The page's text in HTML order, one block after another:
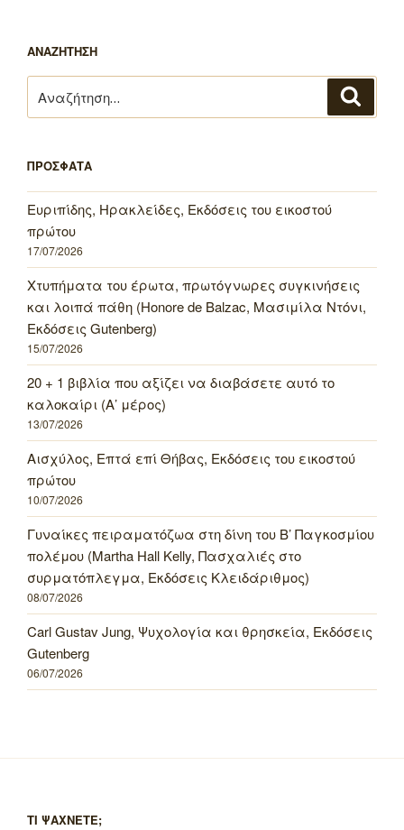
ΑΝΑΖΗΤΗΣΗ
για:
ΠΡΟΣΦΑΤΑ
Ευριπίδης, Ηρακλείδες, Εκδόσεις του εικοστού
πρώτου
17/07/2026
Χτυπήματα του έρωτα, πρωτόγνωρες συγκινήσεις
και λοιπά πάθη (Honore de Balzac, Μασιμίλα Ντόνι,
Εκδόσεις Gutenberg)
15/07/2026
20 + 1 βιβλία που αξίζει να διαβάσετε αυτό το
καλοκαίρι (Α’ μέρος)
13/07/2026
Αισχύλος, Επτά επί Θήβας, Εκδόσεις του εικοστού
πρώτου
10/07/2026
Γυναίκες πειραματόζωα στη δίνη του Β’ Παγκοσμίου
πολέμου (Martha Hall Kelly, Πασχαλιές στο
συρματόπλεγμα, Εκδόσεις Κλειδάριθμος)
08/07/2026
Carl Gustav Jung, Ψυχολογία και θρησκεία, Εκδόσεις
Gutenberg
06/07/2026
ΤΙ ΨΑΧΝΕΤΕ;